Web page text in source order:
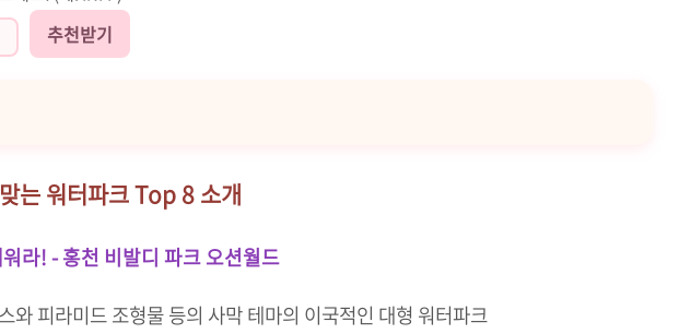
추천받기
는 워터파크 Top 8 소개
라! - 홍천 비발디 파크 오션월드
와 피라미드 조형물 등의 사막 테마의 이국적인 대형 워터파크